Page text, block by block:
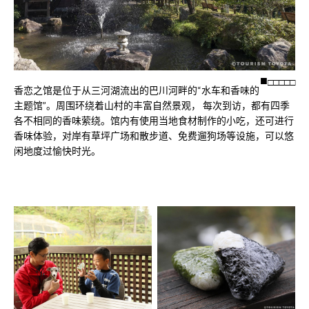
□□□□□
香恋之馆是位于从三河湖流出的巴川河畔的“水车和香味的
主题馆”。周围环绕着山村的丰富自然景观， 每次到访，都有四季
各不相同的香味萦绕。馆内有使用当地食材制作的小吃，还可进行
香味体验，对岸有草坪广场和散步道、免费遛狗场等设施，可以悠
闲地度过愉快时光。